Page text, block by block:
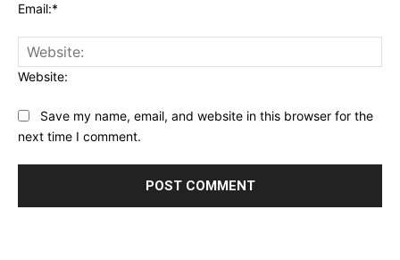
Email:*
Website:
Save my name, email, and website in this browser for the
next time I comment.